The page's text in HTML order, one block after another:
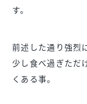
す。
前述した通り強烈
少し食べ過ぎただ
くある事。